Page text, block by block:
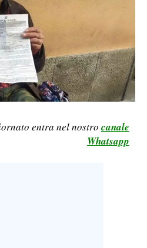
entra nel nostro canale
Whatsapp